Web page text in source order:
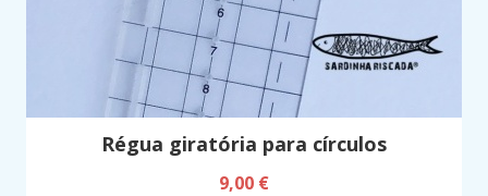
Régua giratória para círculos
9,00 €